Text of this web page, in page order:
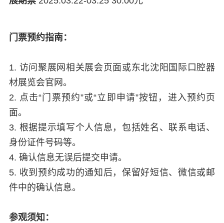
门票预约指南：
1. 访问聚展网相关展会页面或东北沈阳国际口腔器
材展览会官网。
2. 点击“门票预约”或“立即申请”按钮，进入预约页
面。
3. 根据提示填写个人信息，包括姓名、联系电话、
身份证件号码等。
4. 确认信息无误后提交申请。
5. 收到预约成功的通知后，保留好短信、微信或邮
件中的确认信息。
参观须知：